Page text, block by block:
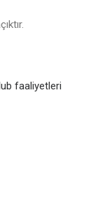
faaliyetleri